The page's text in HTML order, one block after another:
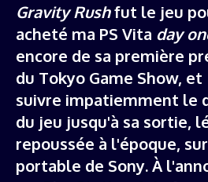
Gravity Rushfut le jeu
acheté ma PS Vita day
encore de sa première
du Tokyo Game Show, et
suivre impatiemment le
du jeu jusqu'à sa sortie,
repoussée à l'époque,
portable de Sony. À